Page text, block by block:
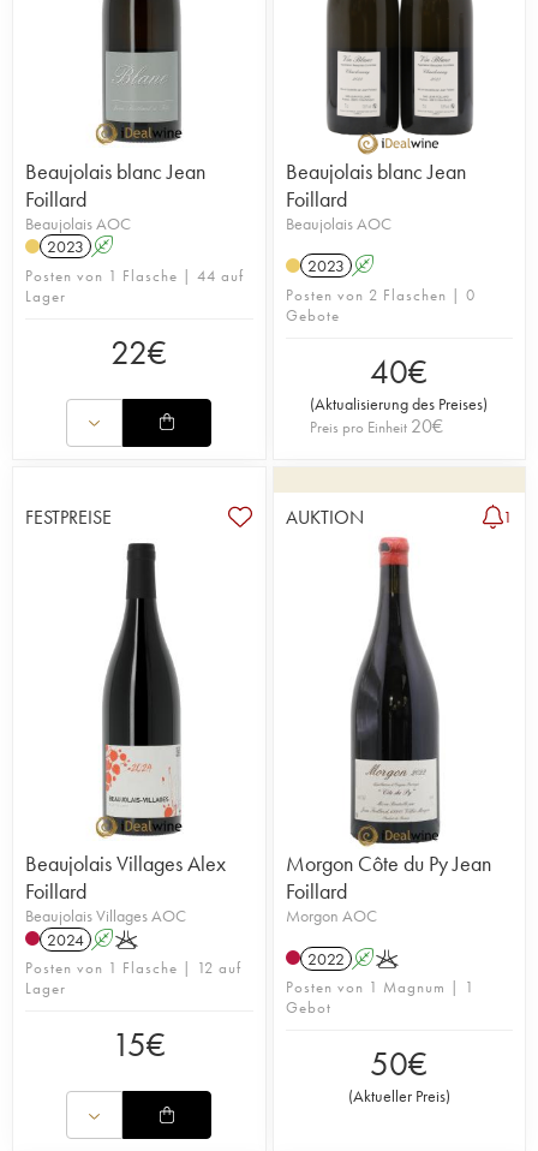
Beaujolais blanc Jean
Foillard
Beaujolais AOC
2023 A
Posten von 1 Flasche | 44 auf
Lager
22€
Beaujolais blanc Jean
Foillard
Beaujolais AOC
2023 A
Posten von 2 Flaschen | 0
Gebote
40€
(Aktualisierung des Preises)
Preis pro Einheit 20€
FESTPREISE
Beaujolais Villages Alex
Foillard
Beaujolais Villages AOC
2024 AK
Posten von 1 Flasche | 12 auf
Lager
15€
AUKTION 1
Morgon Côte du Py Jean
Foillard
Morgon AOC
2022 AK
Posten von 1 Magnum | 1
Gebot
50€
(Aktueller Preis)